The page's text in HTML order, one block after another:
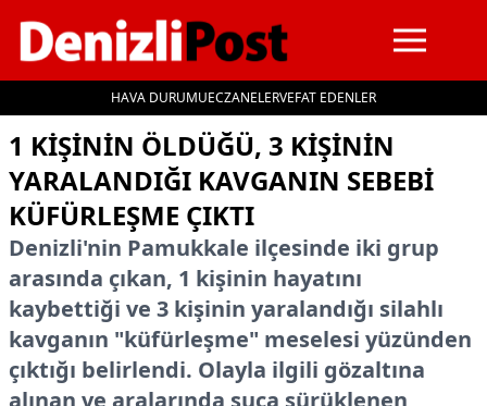
HAVA DURUMUECZANELERVEFAT EDENLER
İçeriğe geç
1 KIŞININ ÖLDÜĞÜ, 3 KIŞININ
YARALANDIĞI KAVGANIN SEBEBI
KÜFÜRLEŞME ÇIKTI
Denizli'nin Pamukkale ilçesinde iki grup
arasında çıkan, 1 kişinin hayatını
kaybettiği ve 3 kişinin yaralandığı silahlı
kavganın "küfürleşme" meselesi yüzünden
çıktığı belirlendi. Olayla ilgili gözaltına
alınan ve aralarında suça sürüklenen